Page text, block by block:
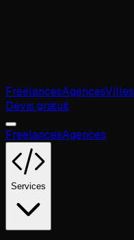
FreelancesAgencesVilles
Devis gratuit
FreelancesAgences
Services